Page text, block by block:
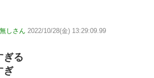
しさん 2022/10/28(金) 13:29:09.99
ぎる
ぎ